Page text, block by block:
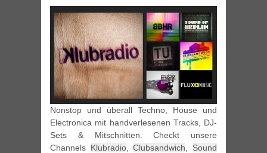
Nonstop und überall Techno, House und
Electronica mit handverlesenen Tracks, DJ-
Sets & Mitschnitten. Checkt unsere
Channels Klubradio,Clubsandwich
Sound